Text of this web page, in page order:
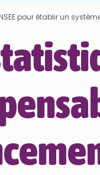
pour établir un